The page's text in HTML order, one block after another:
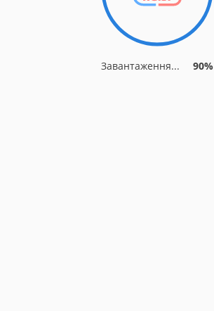
Завантаження... 90%